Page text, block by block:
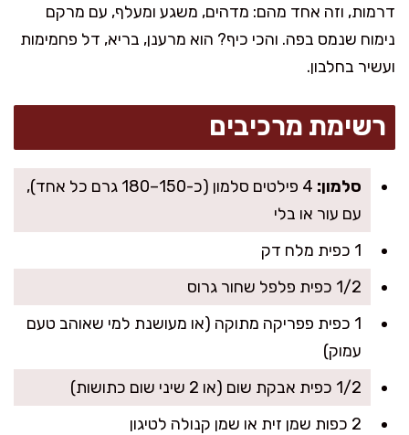
דרמות, וזה אחד מהם: מדהים, משגע ומעלף, עם מרקם
נימוח שנמס בפה. והכי כיף? הוא מרענן, בריא, דל פחמימות
ועשיר בחלבון.
רשימת מרכיבים
סלמון:
4 פילטים סלמון (כ-150–180 גרם כל אחד),
עם עור או בלי
1 כפית מלח דק
1/2 כפית פלפל שחור גרוס
1 כפית פפריקה מתוקה (או מעושנת למי שאוהב טעם
עמוק)
1/2 כפית אבקת שום (או 2 שיני שום כתושות)
2 כפות שמן זית או שמן קנולה לטיגון